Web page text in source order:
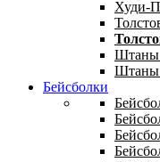
Худи-
Штаны
Штаны
Бейсболки